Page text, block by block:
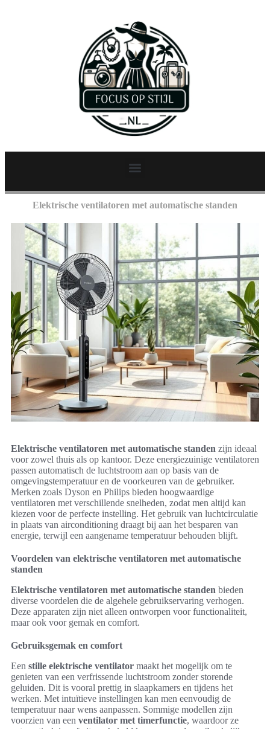
Elektrische ventilatoren met automatische standen
Elektrische ventilatoren met automatische standen zijn ideaal
voor zowel thuis als op kantoor. Deze energiezuinige ventilatoren
passen automatisch de luchtstroom aan op basis van de
omgevingstemperatuur en de voorkeuren van de gebruiker.
Merken zoals Dyson en Philips bieden hoogwaardige
ventilatoren met verschillende snelheden, zodat men altijd kan
kiezen voor de perfecte instelling. Het gebruik van luchtcirculatie
in plaats van airconditioning draagt bij aan het besparen van
energie, terwijl een aangename temperatuur behouden blijft.
Voordelen van elektrische ventilatoren met automatische
standen
Elektrische ventilatoren met automatische standen bieden
diverse voordelen die de algehele gebruikservaring verhogen.
Deze apparaten zijn niet alleen ontworpen voor functionaliteit,
maar ook voor gemak en comfort.
Gebruiksgemak en comfort
Een stille elektrische ventilator maakt het mogelijk om te
genieten van een verfrissende luchtstroom zonder storende
geluiden. Dit is vooral prettig in slaapkamers en tijdens het
werken. Met intuïtieve instellingen kan men eenvoudig de
temperatuur naar wens aanpassen. Sommige modellen zijn
voorzien van een ventilator met timerfunctie, waardoor ze